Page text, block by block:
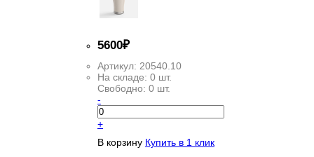
5600₽
Артикул: 20540.10
На складе: 0 шт.
Свободно: 0 шт.
-
+
В корзину Купить в 1 клик